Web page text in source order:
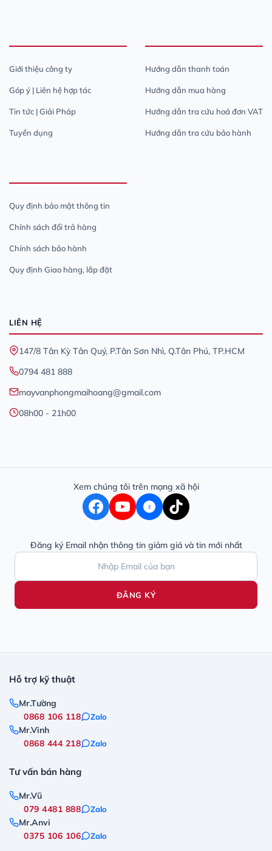
Giới thiệu công ty
Góp ý | Liên hệ hợp tác
Tin tức | Giải Pháp
Tuyển dụng
Hướng dẫn thanh toán
Hướng dẫn mua hàng
Hướng dẫn tra cứu hoá đơn VAT
Hướng dẫn tra cứu bảo hành
Quy định bảo mật thông tin
Chính sách đổi trả hàng
Chính sách bảo hành
Quy định Giao hàng, lắp đặt
LIÊN HỆ
147/8 Tân Kỳ Tân Quý, P.Tân Sơn Nhì, Q.Tân Phú, TP.HCM
0794 481 888
mayvanphongmaihoang@gmail.com
08h00 - 21h00
Xem chúng tôi trên mạng xã hội
Z
Đăng ký Email nhận thông tin giảm giá và tin mới nhất
ĐĂNG KÝ
Hỗ trợ kỹ thuật
Mr.Tường
0868 106 118
Zalo
Mr.Vinh
0868 444 218
Zalo
Tư vấn bán hàng
Mr.Vũ
079 4481 888
Zalo
Mr.Anvi
0375 106 106
Zalo